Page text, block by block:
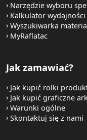
Narzędzie wyboru
Kalkulator wydajności
Wyszukiwarka
MyRaflatac
Jak zamawiać?
Jak kupić rolki
Jak kupić graficzne
Warunki ogólne
Skontaktuj się z nami